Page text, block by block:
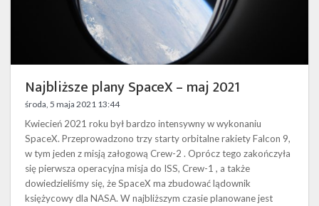
Najbliższe plany SpaceX – maj 2021
środa, 5 maja 2021 13:44
Kwiecień 2021 roku był bardzo intensywny w wykonaniu
SpaceX. Przeprowadzono trzy starty orbitalne rakiety Falcon 9,
w tym jeden z misją załogową Crew-2 . Oprócz tego zakończyła
się pierwsza operacyjna misja do ISS, Crew-1 , a także
dowiedzieliśmy się, że SpaceX ma zbudować lądownik
księżycowy dla NASA. W najbliższym czasie planowane jest